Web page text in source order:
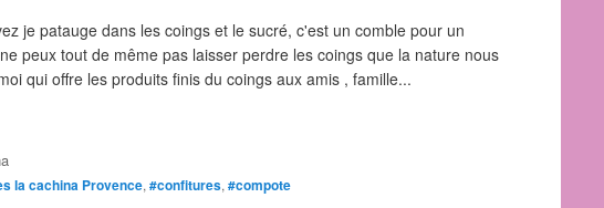
je patauge dans les coings et le sucré, c'est un comble pour un
peux tout de même pas laisser perdre les coings que la nature nous
qui offre les produits finis du coings aux amis , famille...
la cachina Provence, #confitures, #compote